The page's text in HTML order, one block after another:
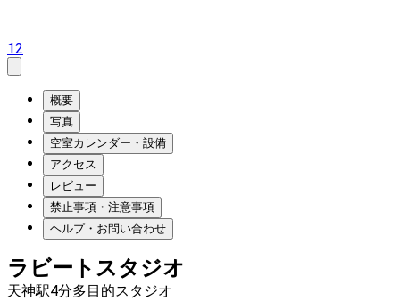
12
概要
写真
空室カレンダー・設備
アクセス
レビュー
禁止事項・注意事項
ヘルプ・お問い合わせ
ラビートスタジオ
天神駅4分多目的スタジオ